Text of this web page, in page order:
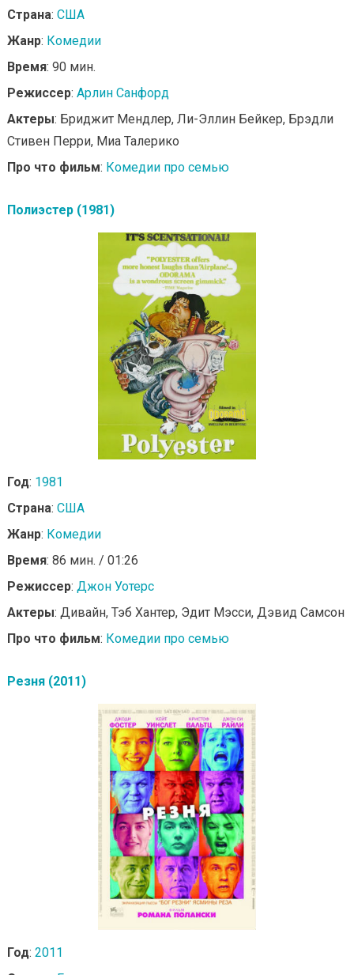
Страна: США
Жанр: Комедии
Время: 90 мин.
Режиссер: Арлин Санфорд
Актеры: Бриджит Мендлер, Ли-Эллин Бейкер, Брэдли
Стивен Перри, Миа Талерико
Про что фильм: Комедии про семью
Полиэстер (1981)
Год: 1981
Страна: США
Жанр: Комедии
Время: 86 мин. / 01:26
Режиссер: Джон Уотерс
Актеры: Дивайн, Тэб Хантер, Эдит Мэсси, Дэвид Самсон
Про что фильм: Комедии про семью
Резня (2011)
Год: 2011